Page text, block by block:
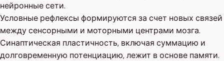
нейронные сети.
Условные рефлексы формируются за счет новых связей
между сенсорными и моторными центрами мозга.
Синаптическая пластичность, включая суммацию и
долговременную потенциацию, лежит в основе памяти.